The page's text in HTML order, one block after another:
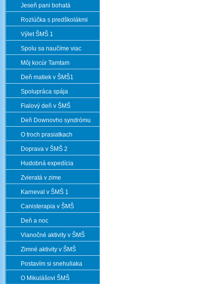
Jeseň pani bohatá
Rozlúčka s predškolákmi
Výlet ŠMŠ 1
Spolu sa naučíme viac
Môj kocúr Tamtam
Deň matiek v ŠMŠ1
Spolupráca spája
Fialový deň v ŠMŠ
Deň Downovho syndrómu
O troch prasiatkach
Doprava v ŠMŠ 2
Hudobná expedícia
Zvieratá v zime
Karneval v ŠMŠ 1
Canisterapia v ŠMŠ
Deň a noc
Vianočné aktivity v ŠMŠ
Zimné aktivity v ŠMŠ
Postavím si snehuliaka
O Mikulášovi ŠMŠ